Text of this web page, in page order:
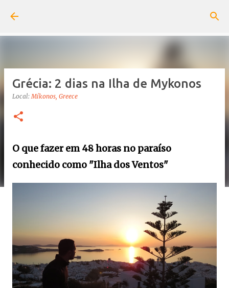
Grécia: 2 dias na Ilha de Mykonos
Local:Míkonos, Greece
O que fazer em 48 horas no paraíso
conhecido como "Ilha dos Ventos"